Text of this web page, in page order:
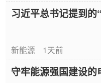
习近平总书记提到的
新能源 1天前
守牢能源强国建设的